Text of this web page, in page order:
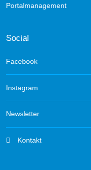
Portalmanagement
Social
Facebook
Instagram
Newsletter
Kontakt